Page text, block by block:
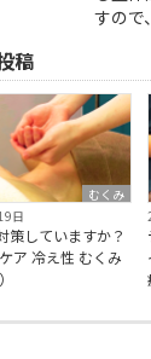
すので
稿
むくみ
日
策していますか？
ケア 冷え性 むくみ